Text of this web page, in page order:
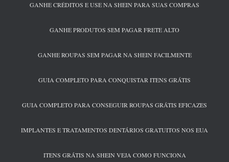
GANHE CRÉDITOS E USE NA SHEIN PARA SUAS COMPRAS
GANHE PRODUTOS SEM PAGAR FRETE ALTO
GANHE ROUPAS SEM PAGAR NA SHEIN FACILMENTE
GUIA COMPLETO PARA CONQUISTAR ITENS GRÁTIS
GUIA COMPLETO PARA CONSEGUIR ROUPAS GRÁTIS EFICAZES
IMPLANTES E TRATAMENTOS DENTÁRIOS GRATUITOS NOS EUA
ITENS GRÁTIS NA SHEIN VEJA COMO FUNCIONA